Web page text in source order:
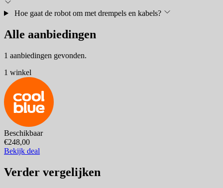
Hoe gaat de robot om met drempels en kabels?
Alle aanbiedingen
1 aanbiedingen gevonden.
1 winkel
Beschikbaar
€248,00
Bekijk deal
Verder vergelijken